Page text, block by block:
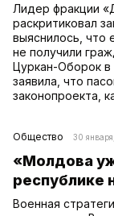
Лидер фракции
раскритиковал
выяснилось, что
не получили
Цуркан-Оборок в
заявила, что
законопроекта,
Общество 30
«Молдова
республике
Военная